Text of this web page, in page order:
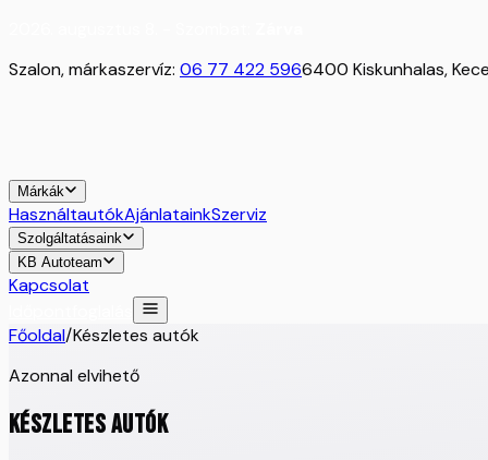
Szalon, márkaszervíz: 06 77 422 5966400 Kiskunhalas,
Márkák
HasználtautókAjánlatainkSzerviz
Szolgáltatásaink
KB Autoteam
Kapcsolat
Főoldal/Készletes autók
Azonnal elvihető
KÉSZLETES AUTÓK